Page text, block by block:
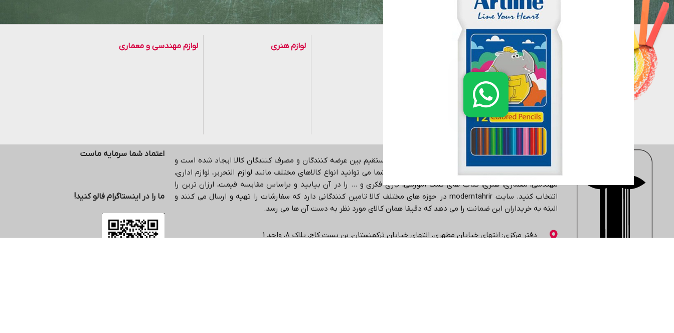
لوازم التحریر
نوشت افزار
ملزومات دانش آموزی
لوازم اداری
دفتر، کاغذ و مقوا
لوازم هنری لوازم مهندسی و معماری
فروشگاه اینترنتی moderntahrir
با هدف ایجاد ارتباط مستقیم بین عرضه کنندگان و مصرف کنندگان کالا ایجاد شده است و
جزء یکی از بزرگ ترین فروشگاه های اینترنتی می باشد.
شما می توانید انواع کالاهای مختلف مانند لوازم التحریر، لوازم اداری،
مهندسی، معماری، هنری، کتاب های کمک آموزشی، بازی فکری و … را در آن بیابید و براساس مقایسه قیمت، ارزان ترین را
انتخاب کنید. سایت moderntahrir در حوزه های مختلف کالا تامین کنندگانی دارد که سفارشات را تهیه و ارسال می کنند و
البته به خریداران این ضمانت را می دهد که دقیقا همان کالای مورد نظر به دست آن ها می رسد.
دفتر مرکزی: انتهاي خیابان مطهری، انتهاي خیابان ترکمنستان، بن بست کاج، پلاک ۸، واحد 1
اعتماد شما سرمایه ماست
ما را در اینستاگرام فالو کنید!